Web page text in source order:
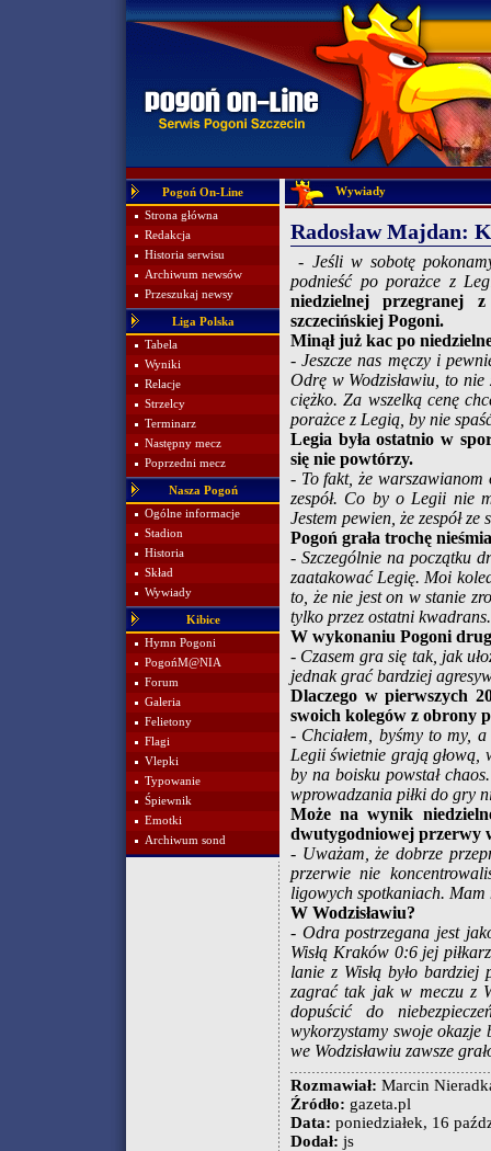
Pogoń On-Line
Strona główna
Redakcja
Historia serwisu
Archiwum newsów
Przeszukaj newsy
Liga Polska
Tabela
Wyniki
Relacje
Strzelcy
Terminarz
Następny mecz
Poprzedni mecz
Nasza Pogoń
Ogólne informacje
Stadion
Historia
Skład
Wywiady
Kibice
Hymn Pogoni
PogońM@NIA
Forum
Galeria
Felietony
Flagi
Vlepki
Typowanie
Śpiewnik
Emotki
Archiwum sond
Wywiady
Radosław Majdan:
- Jeśli w sobotę
podnieść po porażce z
niedzielnej przegranej
szczecińskiej Pogoni.
Minął już kac po
- Jeszcze nas męczy i
Odrę w Wodzisławiu, to
ciężko. Za wszelką cenę
porażce z Legią, by nie
Legia była ostatnio w
się nie powtórzy.
- To fakt, że warszawianom
zespół. Co by o Legii nie
Jestem pewien, że zespół
Pogoń grała trochę
- Szczególnie na początku
zaatakować Legię. Moi
to, że nie jest on w stanie
tylko przez ostatni kwadrans.
W wykonaniu Pogoni
- Czasem gra się tak, jak
jednak grać bardziej
Dlaczego w pierwszych
swoich kolegów z obrony
- Chciałem, byśmy to my,
Legii świetnie grają głową,
by na boisku powstał
wprowadzania piłki do gry
Może na wynik
dwutygodniowej przerwy
- Uważam, że dobrze
przerwie nie
ligowych spotkaniach. Mam
W Wodzisławiu?
- Odra postrzegana jest
Wisłą Kraków 0:6 jej
lanie z Wisłą było
zagrać tak jak w meczu z
dopuścić do
wykorzystamy swoje okazje
we Wodzisławiu zawsze
Rozmawiał: Marcin
Źródło: gazeta.pl
Data: poniedziałek, 16
Dodał: js